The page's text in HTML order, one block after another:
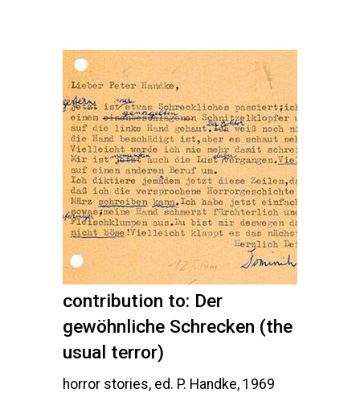
contribution to: Der
gewöhnliche Schrecken (the
usual terror)
horror stories, ed. P. Handke, 1969